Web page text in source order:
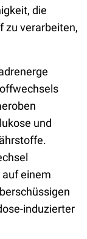
die
zu verarbeiten,
und
einem
induzierter